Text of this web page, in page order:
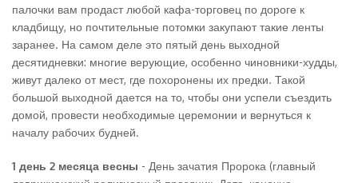
палочки вам продаст любой кафа-торговец по дороге к
кладбищу, но почтительные потомки закупают такие ленты
заранее. На самом деле это пятый день выходной
десятидневки: многие верующие, особенно чиновники-худды,
живут далеко от мест, где похоронены их предки. Такой
большой выходной дается на то, чтобы они успели съездить
домой, провести необходимые церемонии и вернуться к
началу рабочих будней.
1 день 2 месяца весны - День зачатия Пророка (главный